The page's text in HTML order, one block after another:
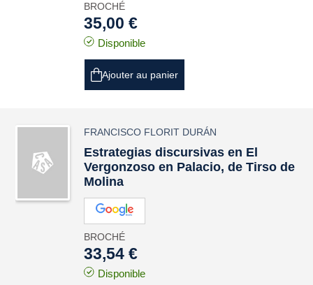
BROCHÉ
35,00 €
Disponible
Ajouter au panier
FRANCISCO FLORIT DURÁN
Estrategias discursivas en El
Vergonzoso en Palacio, de Tirso de
Molina
BROCHÉ
33,54 €
Disponible